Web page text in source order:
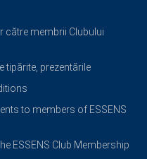
către membrii Clubului
tipărite, prezentările
to members of ESSENS
ESSENS Club Membership